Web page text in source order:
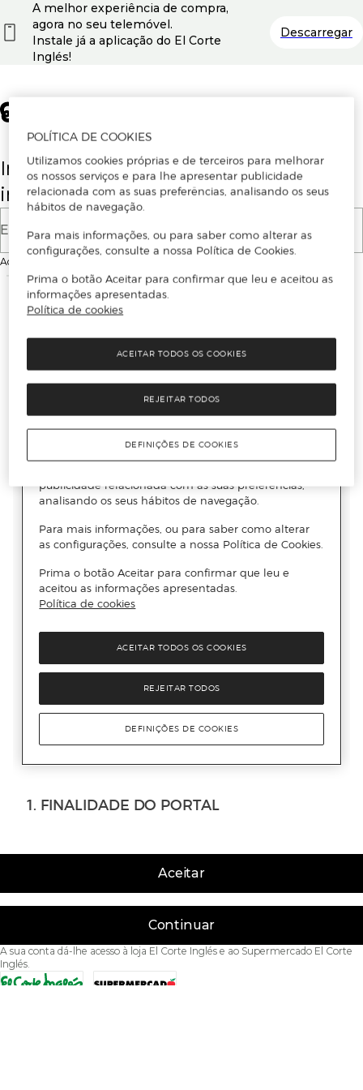
Insira o seu email para se registar ou
iniciar sessão.
E-mail
Ao continuar, aceitas as
Aceitar
Continuar
A sua conta dá-lhe acesso à loja El Corte Inglés e ao Supermercado El Corte
Inglés.
A melhor experiência de compra,
agora no seu telemóvel.
Instale já a aplicação do El Corte
Inglés!
Descarregar
POLÍTICA DE COOKIES
Utilizamos cookies próprias e de terceiros para melhorar
os nossos serviços e para lhe apresentar publicidade
relacionada com as suas preferências, analisando os seus
hábitos de navegação.
Para mais informações, ou para saber como alterar as
configurações, consulte a nossa Política de Cookies.
Prima o botão Aceitar para confirmar que leu e aceitou as
informações apresentadas.
Política de cookies
REJEITAR TODOS
ACEITAR TODOS OS COOKIES
DEFINIÇÕES DE COOKIES